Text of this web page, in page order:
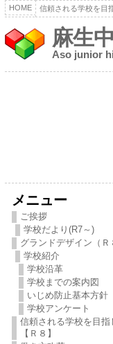
HOME 信頼される学校を目
麻生
Aso junior
メニュー
ご挨拶
学校だより(R7～)
グランドデザイン（Ｒ
学校紹介
学校沿革
学校までの案内図
いじめ防止基本方針
学校アンケート
信頼される学校を目指
【Ｒ８】